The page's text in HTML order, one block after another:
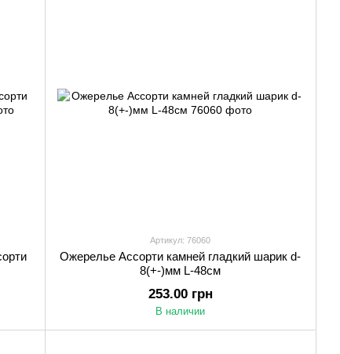
Артикул: 76060
Ожерелье Ассорти камней гладкий шарик d-
8(+-)мм L-48см
253.00 грн
В наличии